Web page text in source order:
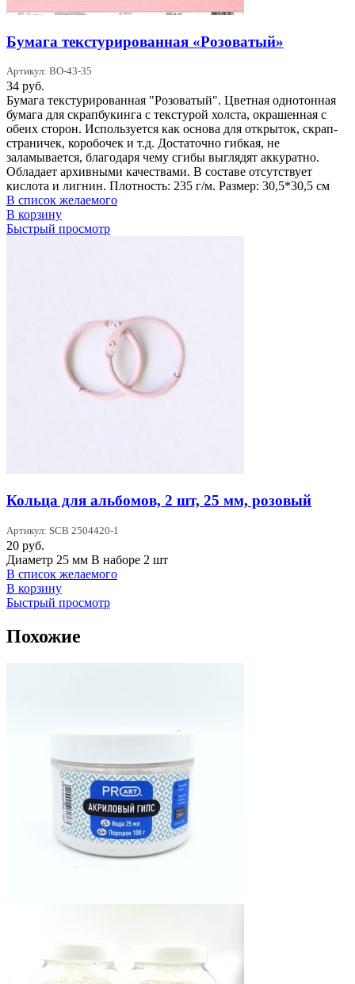
Бумага текстурированная «Розоватый»
Артикул: BO-43-35
34 руб.
Бумага текстурированная "Розоватый". Цветная однотонная
бумага для скрапбукинга с текстурой холста, окрашенная с
обеих сторон. Используется как основа для открыток, скрап-
страничек, коробочек и т.д. Достаточно гибкая, не
заламывается, благодаря чему сгибы выглядят аккуратно.
Обладает архивными качествами. В составе отсутствует
кислота и лигнин. Плотность: 235 г/м. Размер: 30,5*30,5 см
В список желаемого
В корзину
Быстрый просмотр
Кольца для альбомов, 2 шт, 25 мм, розовый
Артикул: SCB 2504420-1
20 руб.
Диаметр 25 мм В наборе 2 шт
В список желаемого
В корзину
Быстрый просмотр
Похожие